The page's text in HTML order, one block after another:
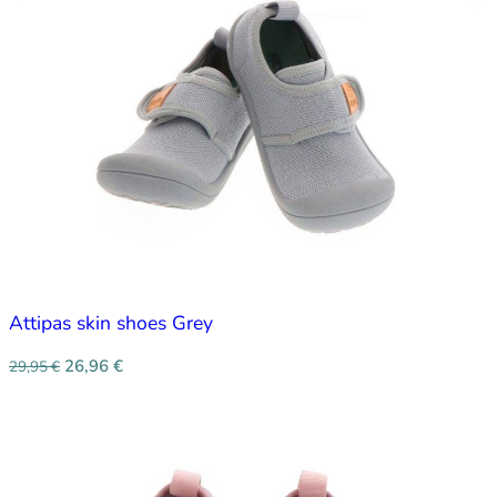
Attipas skin shoes Grey
29,95€ 26,96 €